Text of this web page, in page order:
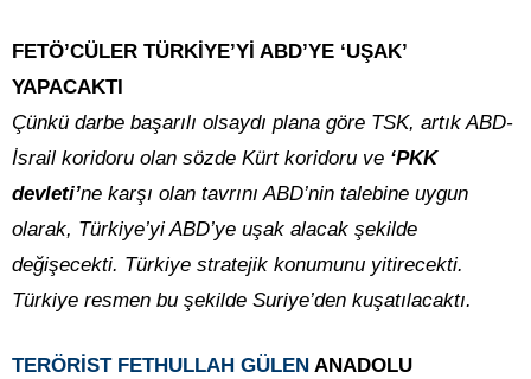
FETÖ’CÜLER TÜRKİYE’Yİ ABD’YE ‘UŞAK’
YAPACAKTI
Çünkü darbe başarılı olsaydı plana göre TSK, artık ABD-
İsrail koridoru olan sözde Kürt koridoru ve ‘PKK
devleti’ne karşı olan tavrını ABD’nin talebine uygun
olarak, Türkiye’yi ABD’ye uşak alacak şekilde
değişecekti. Türkiye stratejik konumunu yitirecekti.
Türkiye resmen bu şekilde Suriye’den kuşatılacaktı.
TERÖRİST FETHULLAH GÜLEN ANADOLU